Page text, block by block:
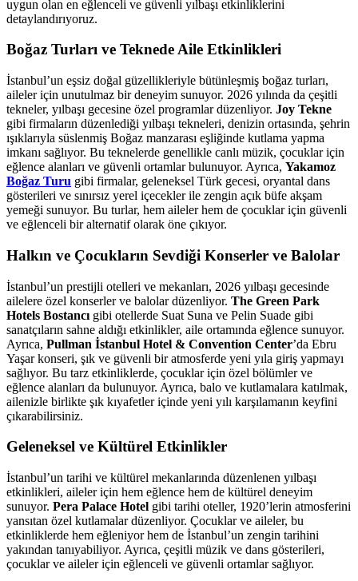
uygun olan en eğlenceli ve güvenli yılbaşı etkinliklerini
detaylandırıyoruz.
Boğaz Turları ve Teknede Aile Etkinlikleri
İstanbul’un eşsiz doğal güzellikleriyle bütünleşmiş boğaz turları,
aileler için unutulmaz bir deneyim sunuyor. 2026 yılında da çeşitli
tekneler, yılbaşı gecesine özel programlar düzenliyor. Joy Tekne
gibi firmaların düzenlediği yılbaşı tekneleri, denizin ortasında, şehrin
ışıklarıyla süslenmiş Boğaz manzarası eşliğinde kutlama yapma
imkanı sağlıyor. Bu teknelerde genellikle canlı müzik, çocuklar için
eğlence alanları ve güvenli ortamlar bulunuyor. Ayrıca, Yakamoz
Boğaz Turu gibi firmalar, geleneksel Türk gecesi, oryantal dans
gösterileri ve sınırsız yerel içecekler ile zengin açık büfe akşam
yemeği sunuyor. Bu turlar, hem aileler hem de çocuklar için güvenli
ve eğlenceli bir alternatif olarak öne çıkıyor.
Halkın ve Çocukların Sevdiği Konserler ve Balolar
İstanbul’un prestijli otelleri ve mekanları, 2026 yılbaşı gecesinde
ailelere özel konserler ve balolar düzenliyor. The Green Park
Hotels Bostancı gibi otellerde Suat Suna ve Pelin Suade gibi
sanatçıların sahne aldığı etkinlikler, aile ortamında eğlence sunuyor.
Ayrıca, Pullman İstanbul Hotel & Convention Center’da Ebru
Yaşar konseri, şık ve güvenli bir atmosferde yeni yıla giriş yapmayı
sağlıyor. Bu tarz etkinliklerde, çocuklar için özel bölümler ve
eğlence alanları da bulunuyor. Ayrıca, balo ve kutlamalara katılmak,
ailenizle birlikte şık kıyafetler içinde yeni yılı karşılamanın keyfini
çıkarabilirsiniz.
Geleneksel ve Kültürel Etkinlikler
İstanbul’un tarihi ve kültürel mekanlarında düzenlenen yılbaşı
etkinlikleri, aileler için hem eğlence hem de kültürel deneyim
sunuyor. Pera Palace Hotel gibi tarihi oteller, 1920’lerin atmosferini
yansıtan özel kutlamalar düzenliyor. Çocuklar ve aileler, bu
etkinliklerde hem eğleniyor hem de İstanbul’un zengin tarihini
yakından tanıyabiliyor. Ayrıca, çeşitli müzik ve dans gösterileri,
çocuklar ve aileler için eğlenceli ve güvenli ortamlar sağlıyor.